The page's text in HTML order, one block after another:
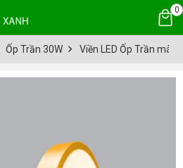
0
Ốp Trần 30W Viền LED Ốp Trần màu